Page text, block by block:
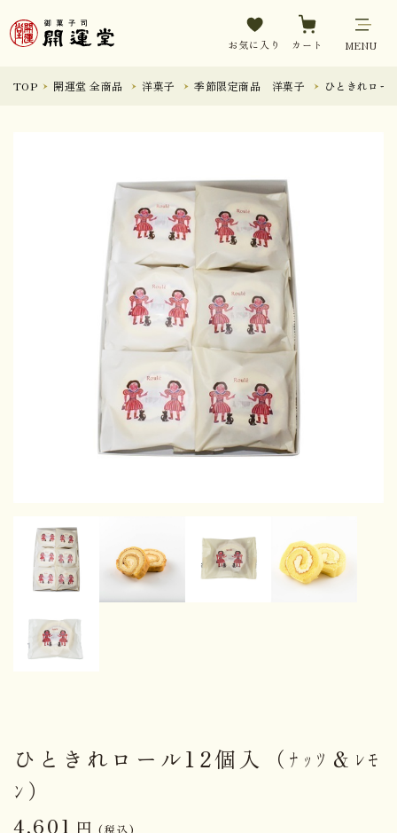
お気に入り カート MENU
TOP 開運堂 全商品 洋菓子 季節限定商品 洋菓子 ひときれロー
ひときれロール12個入（ﾅｯﾂ＆ﾚﾓ
ﾝ）
4,601 円 (税込)